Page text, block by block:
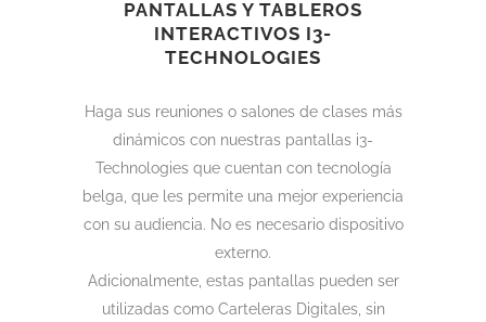
PANTALLAS Y TABLEROS
INTERACTIVOS I3-
TECHNOLOGIES
Haga sus reuniones o salones de clases más
dinámicos con nuestras pantallas i3-
Technologies que cuentan con tecnología
belga, que les permite una mejor experiencia
con su audiencia. No es necesario dispositivo
externo.
Adicionalmente, estas pantallas pueden ser
utilizadas como Carteleras Digitales, sin